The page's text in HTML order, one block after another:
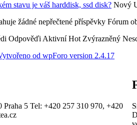
stavu je váš harddisk, ssd disk? Nový
žádné nepřečtené příspěvky Fórum
OdpověďiAktivní Hot Zvýrazněný
od wpForo version 2.4.17
Praha 5 Tel: +420 257 310 970, +420